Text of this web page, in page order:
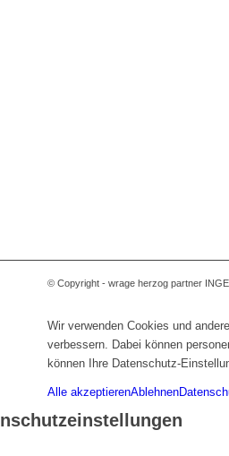
© Copyright - wrage herzog partner
Wir verwenden Cookies und
verbessern. Dabei können
können Ihre Datenschutz-
Alle akzeptierenAblehnen